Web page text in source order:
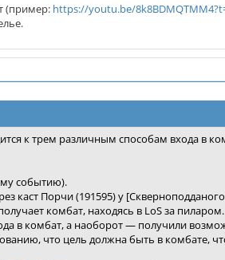
(пример: https://youtu.be/
к трем различным способам входа в
событию).
каст Порчи (191595) у
комбат, находясь в LoS за
в комбат, а наоборот — получили
что цель должна быть в комбате,